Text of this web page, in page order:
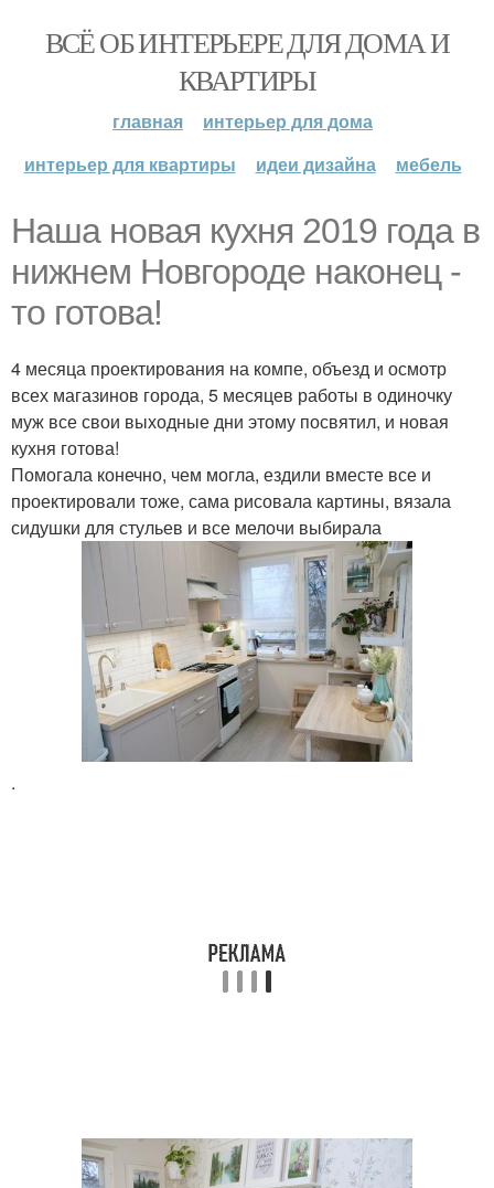
ВСЁ ОБ ИНТЕРЬЕРЕ ДЛЯ ДОМА И
КВАРТИРЫ
главная
интерьер для дома
интерьер для квартиры
идеи дизайна мебель
Наша новая кухня 2019 года в
нижнем Новгороде наконец -
то готова!
4 месяца проектирования на компе, объезд и осмотр
всех магазинов города, 5 месяцев работы в одиночку
муж все свои выходные дни этому посвятил, и новая
кухня готова!
Помогала конечно, чем могла, ездили вместе все и
проектировали тоже, сама рисовала картины, вязала
сидушки для стульев и все мелочи выбирала
.